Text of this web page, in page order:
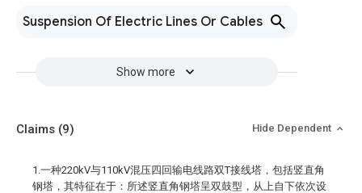
Suspension Of Electric Lines Or Cables
Show more
Claims (9) Hide Dependent
1.一种220kV与110kV混压四回输电线路双T接线塔，包括竖直角
钢塔，其特征在于：所述竖直角钢塔呈双鼓型，从上自下依次设